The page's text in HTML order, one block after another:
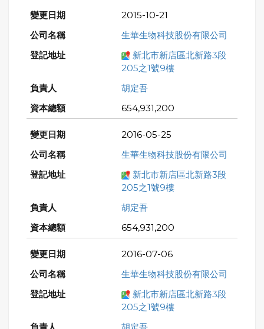
2015-10-21
生華生物科技股份有限公司
新北市新店區北新路3段
205之1號9樓
胡定吾
654,931,200
2016-05-25
生華生物科技股份有限公司
新北市新店區北新路3段
205之1號9樓
胡定吾
654,931,200
2016-07-06
生華生物科技股份有限公司
新北市新店區北新路3段
205之1號9樓